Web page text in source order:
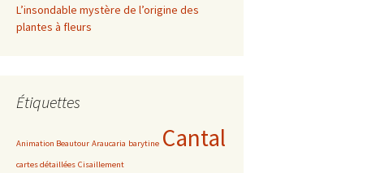
L’insondable mystère de l’origine des
plantes à fleurs
Étiquettes
Animation Beautour Araucaria barytine Cantal
cartes détaillées Cisaillement